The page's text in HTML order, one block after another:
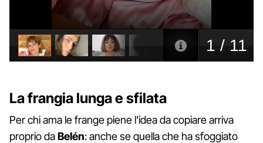
La frangia lunga e sfilata
Per chi ama le frange piene l'idea da copiare arriva
proprio daBelén: anche se quella che ha sfoggiato